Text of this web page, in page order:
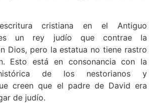
cristiana en el Antiguo
es un rey judío que contrae la
Dios, pero la estatua no tiene rastro
Esto está en consonancia con la
de los nestorianos y
creen que el padre de David era
de judío.